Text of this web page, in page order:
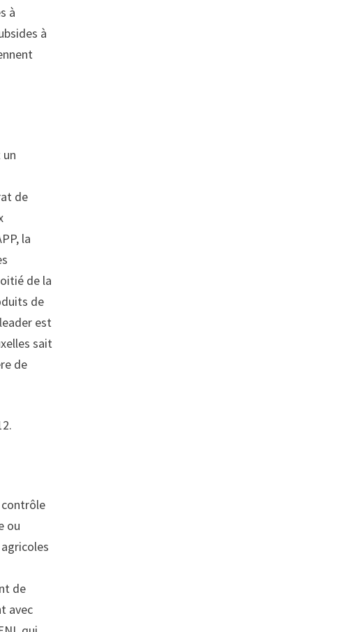
à
à
de
la
de la
de
est
sait
de
contrôle
ou
de
avec